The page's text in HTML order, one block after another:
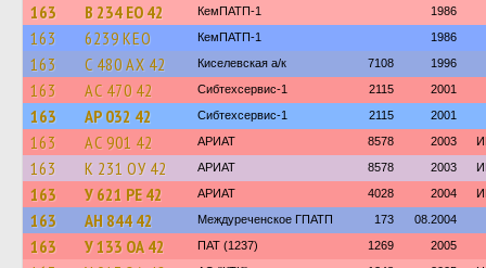
163 В 234 ЕО 42 КемПАТП-1 1986
163 6239 КЕО КемПАТП-1 1986
163 С 480 АХ 42 Киселевская а/к 7108 1996
163 АС 470 42 Сибтехсервис-1 2115 2001
163 АР 032 42 Сибтехсервис-1 2115 2001
163 АС 901 42 АРИАТ 8578 2003
163 К 231 ОУ 42 АРИАТ 8578 2003
163 У 621 РЕ 42 АРИАТ 4028 2004
163 АН 844 42 Междуреченское ГПАТП 173 08.2004
163 У 133 ОА 42 ПАТ (1237) 1269 2005